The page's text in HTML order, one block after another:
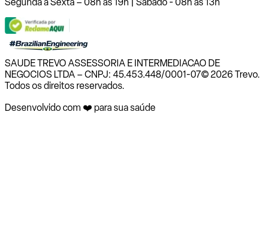
SAUDE TREVO ASSESSORIA E INTERMEDIACAO DE
NEGOCIOS LTDA – CNPJ: 45.453.448/0001-07© 2026 Trevo.
Todos os direitos reservados.
Desenvolvido com ❤️ para sua saúde